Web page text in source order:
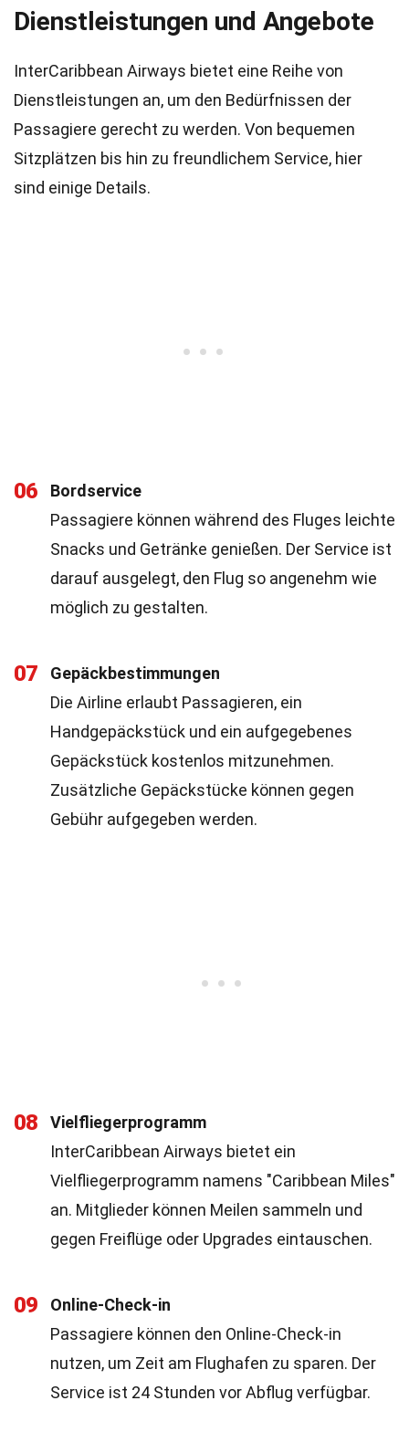
Dienstleistungen und Angebote
InterCaribbean Airways bietet eine Reihe von
Dienstleistungen an, um den Bedürfnissen der
Passagiere gerecht zu werden. Von bequemen
Sitzplätzen bis hin zu freundlichem Service, hier
sind einige Details.
06
Bordservice
Passagiere können während des Fluges leichte
Snacks und Getränke genießen. Der Service ist
darauf ausgelegt, den Flug so angenehm wie
möglich zu gestalten.
07
Gepäckbestimmungen
Die Airline erlaubt Passagieren, ein
Handgepäckstück und ein aufgegebenes
Gepäckstück kostenlos mitzunehmen.
Zusätzliche Gepäckstücke können gegen
Gebühr aufgegeben werden.
08
Vielfliegerprogramm
InterCaribbean Airways bietet ein
Vielfliegerprogramm namens "Caribbean Miles"
an. Mitglieder können Meilen sammeln und
gegen Freiflüge oder Upgrades eintauschen.
09
Online-Check-in
Passagiere können den Online-Check-in
nutzen, um Zeit am Flughafen zu sparen. Der
Service ist 24 Stunden vor Abflug verfügbar.